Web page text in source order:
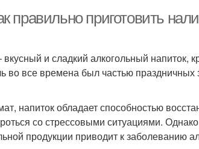
правильно приготовить
и сладкий алкогольный напиток,
во все времена был частью праздничных
напиток обладает способностью
со стрессовыми ситуациями.
продукции приводит к заболеванию